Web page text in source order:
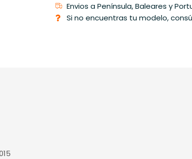
Envios a Península, Baleares y
Si no encuentras tu modelo,